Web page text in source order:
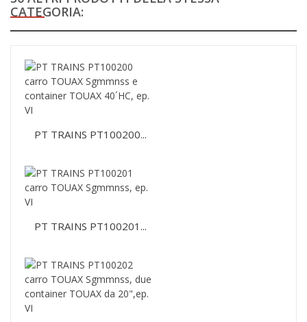
CATEGORIA:
PT TRAINS PT100200...
PT TRAINS PT100201...